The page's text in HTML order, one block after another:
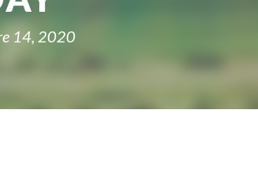
14, 2020